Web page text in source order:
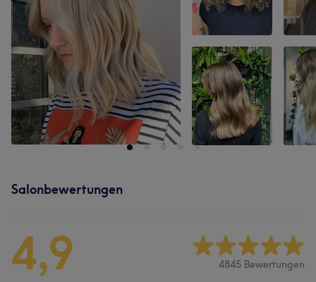
Salonbewertungen
4,9 4845 Bewertungen